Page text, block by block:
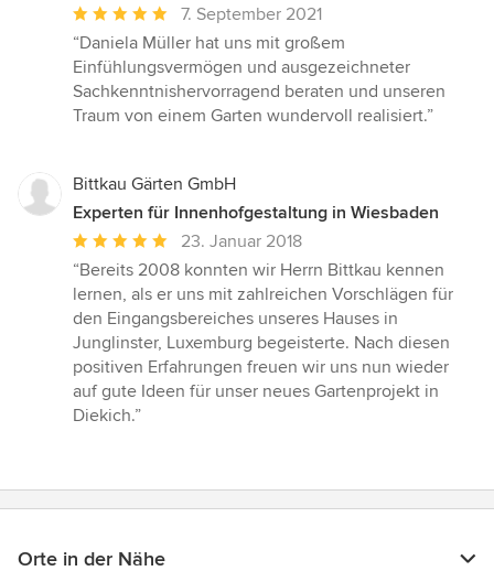
Durchschnittliche
Bewertung:
5
von
5
7. September 2021
“Daniela Müller hat uns mit großem
Einfühlungsvermögen und ausgezeichneter
Sachkenntnishervorragend beraten und unseren
Traum von einem Garten wundervoll realisiert.”
Bittkau Gärten GmbH
Experten für Innenhofgestaltung in Wiesbaden
Durchschnittliche
Bewertung:
5
von
5
Sternen
23. Januar 2018
“Bereits 2008 konnten wir Herrn Bittkau kennen
lernen, als er uns mit zahlreichen Vorschlägen für
den Eingangsbereiches unseres Hauses in
Junglinster, Luxemburg begeisterte. Nach diesen
positiven Erfahrungen freuen wir uns nun wieder
auf gute Ideen für unser neues Gartenprojekt in
Diekich.”
Orte in der Nähe